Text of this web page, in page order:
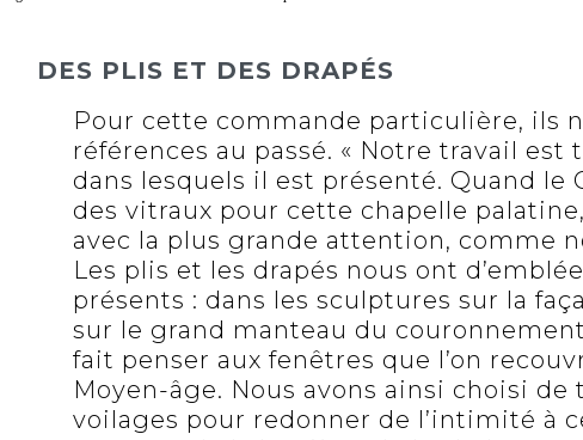
DES PLIS ET DES DRAPÉS
Pour cette commande particulière, ils
références au passé. « Notre travail
dans lesquels il est présenté. Quand le
des vitraux pour cette chapelle
avec la plus grande attention, comme
Les plis et les drapés nous ont
présents : dans les sculptures sur la
sur le grand manteau du
fait penser aux fenêtres que l’on
Moyen-âge. Nous avons ainsi choisi
voilages pour redonner de l’intimité à